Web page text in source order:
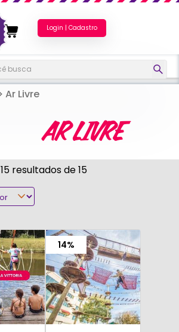
Login | Cadastro
Ar Livre
AR LIVRE
resultados de 15
14%